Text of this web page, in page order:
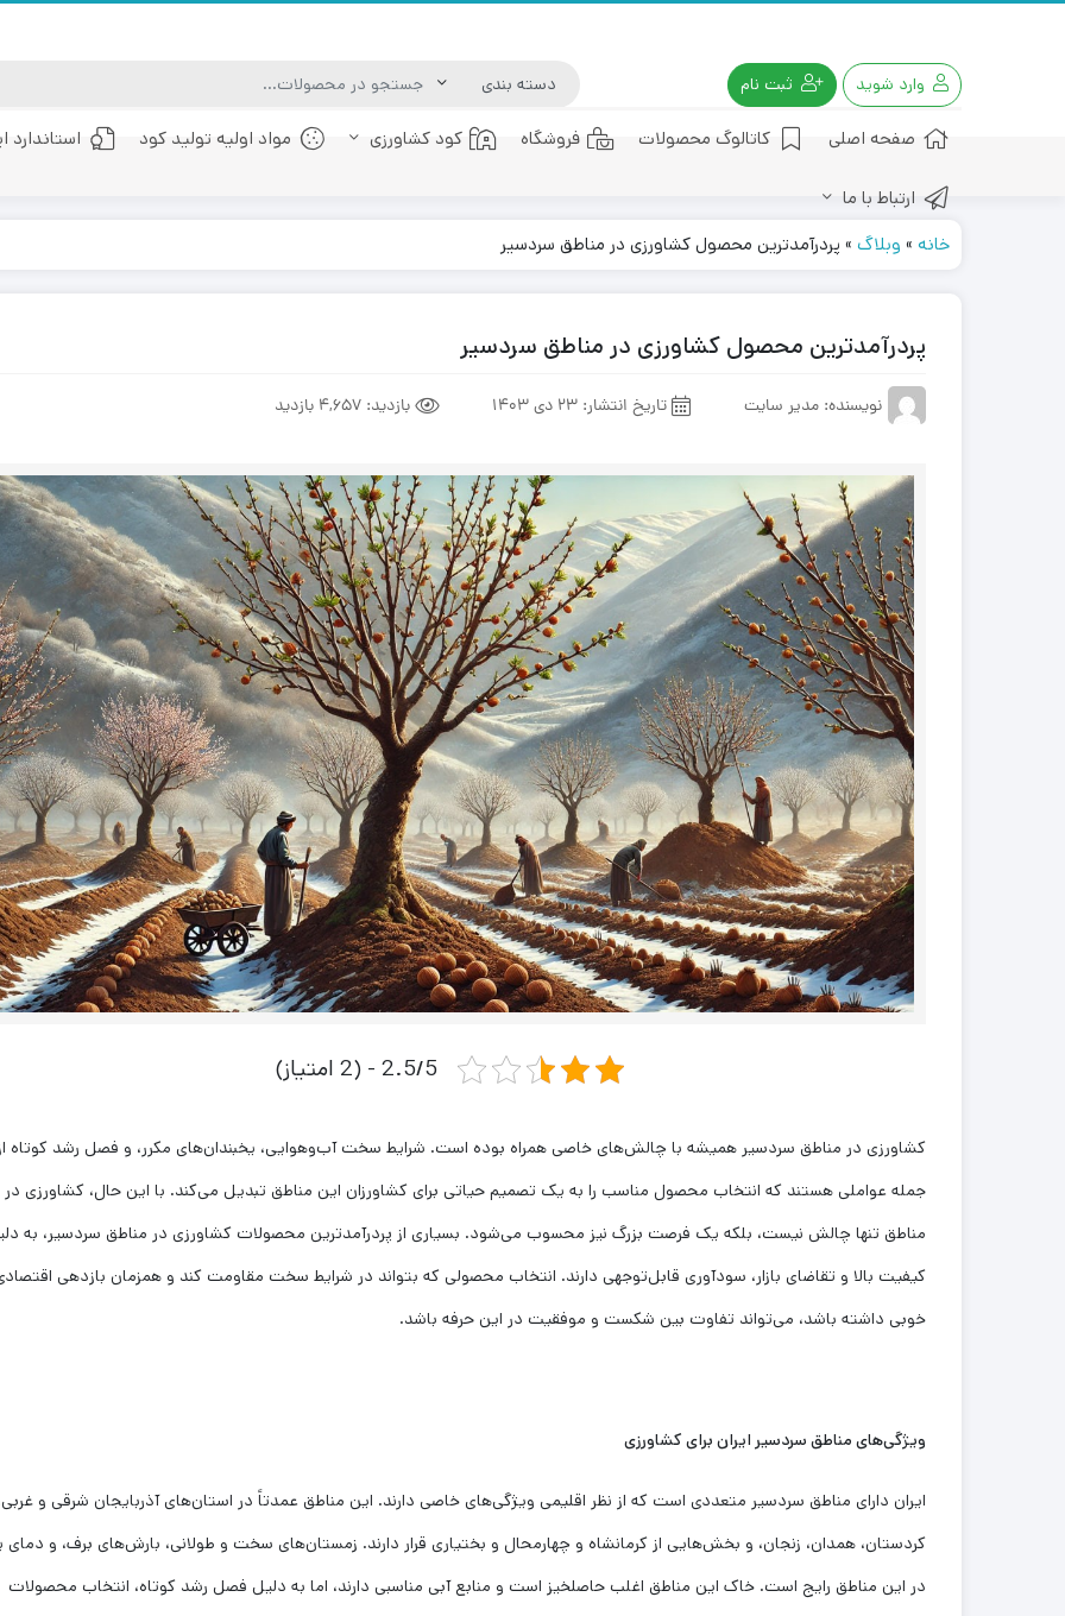
وارد شوید ثبت نام
صفحه اصلی کاتالوگ محصولات فروشگاه کود کشاورزی مواد اولیه تولید کود استاندارد
ارتباط با ما
خانه » وبلاگ » پردرآمدترین محصول کشاورزی در مناطق سردسیر
پردرآمدترین محصول کشاورزی در مناطق سردسیر
نویسنده: مدیر سایت تاریخ انتشار: 23 دی 1403 بازدید: 4,657 بازدید
2.5/5 - (2 امتیاز)
کشاورزی در مناطق سردسیر همیشه با چالش‌های خاصی همراه بوده است. شرایط سخت آب‌وهوایی، یخبندان‌های مکرر، و فصل رشد کوتاه
جمله عواملی هستند که انتخاب محصول مناسب را به یک تصمیم حیاتی برای کشاورزان این مناطق تبدیل می‌کند. با این حال، کشاورزی در
مناطق تنها چالش نیست، بلکه یک فرصت بزرگ نیز محسوب می‌شود. بسیاری از پردرآمدترین محصولات کشاورزی در مناطق سردسیر، به
کیفیت بالا و تقاضای بازار، سودآوری قابل‌توجهی دارند. انتخاب محصولی که بتواند در شرایط سخت مقاومت کند و همزمان بازدهی
خوبی داشته باشد، می‌تواند تفاوت بین شکست و موفقیت در این حرفه باشد.
ویژگی‌های مناطق سردسیر ایران برای کشاورزی
ایران دارای مناطق سردسیر متعددی است که از نظر اقلیمی ویژگی‌های خاصی دارند. این مناطق عمدتاً در استان‌های آذربایجان شرقی و
کردستان، همدان، زنجان، و بخش‌هایی از کرمانشاه و چهارمحال و بختیاری قرار دارند. زمستان‌های سخت و طولانی، بارش‌های برف، و دمای
در این مناطق رایج است. خاک این مناطق اغلب حاصلخیز است و منابع آبی مناسبی دارند، اما به دلیل فصل رشد کوتاه، انتخاب محصولات